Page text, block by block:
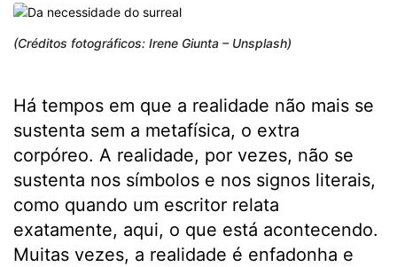
(Créditos fotográficos: Irene Giunta – Unsplash)
Há tempos em que a realidade não mais se
sustenta sem a metafísica, o extra
corpóreo. A realidade, por vezes, não se
sustenta nos símbolos e nos signos literais,
como quando um escritor relata
exatamente, aqui, o que está acontecendo.
Muitas vezes, a realidade é enfadonha e